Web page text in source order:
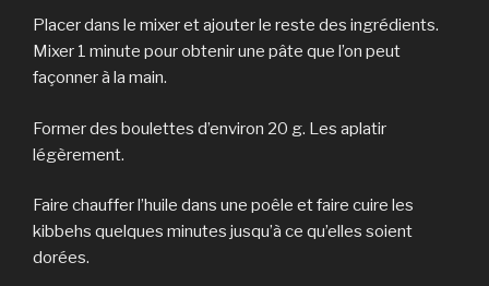
Placer dans le mixer et ajouter le reste des ingrédients.
Mixer 1 minute pour obtenir une pâte que l’on peut
façonner à la main.
Former des boulettes d’environ 20 g. Les aplatir
légèrement.
Faire chauffer l’huile dans une poêle et faire cuire les
kibbehs quelques minutes jusqu’à ce qu’elles soient
dorées.